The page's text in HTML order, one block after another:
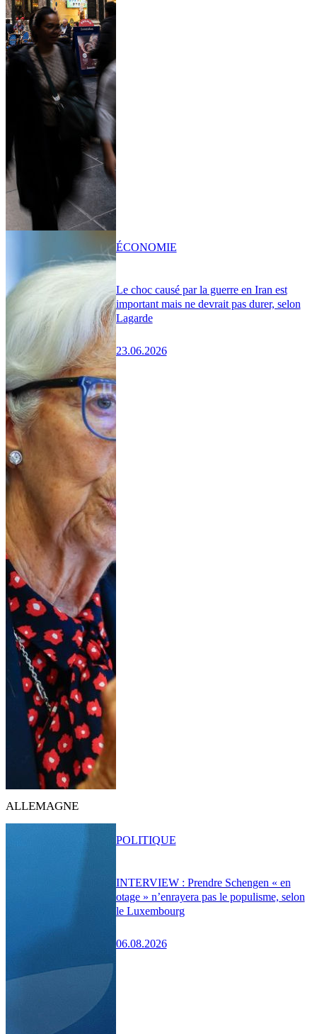
Le choc causé par la guerre en Iran est
important mais ne devrait pas durer, selon
Lagarde
23.06.2026
ÉCONOMIE
ALLEMAGNE
INTERVIEW : Prendre Schengen « en
otage » n’enrayera pas le populisme, selon
le Luxembourg
06.08.2026
POLITIQUE